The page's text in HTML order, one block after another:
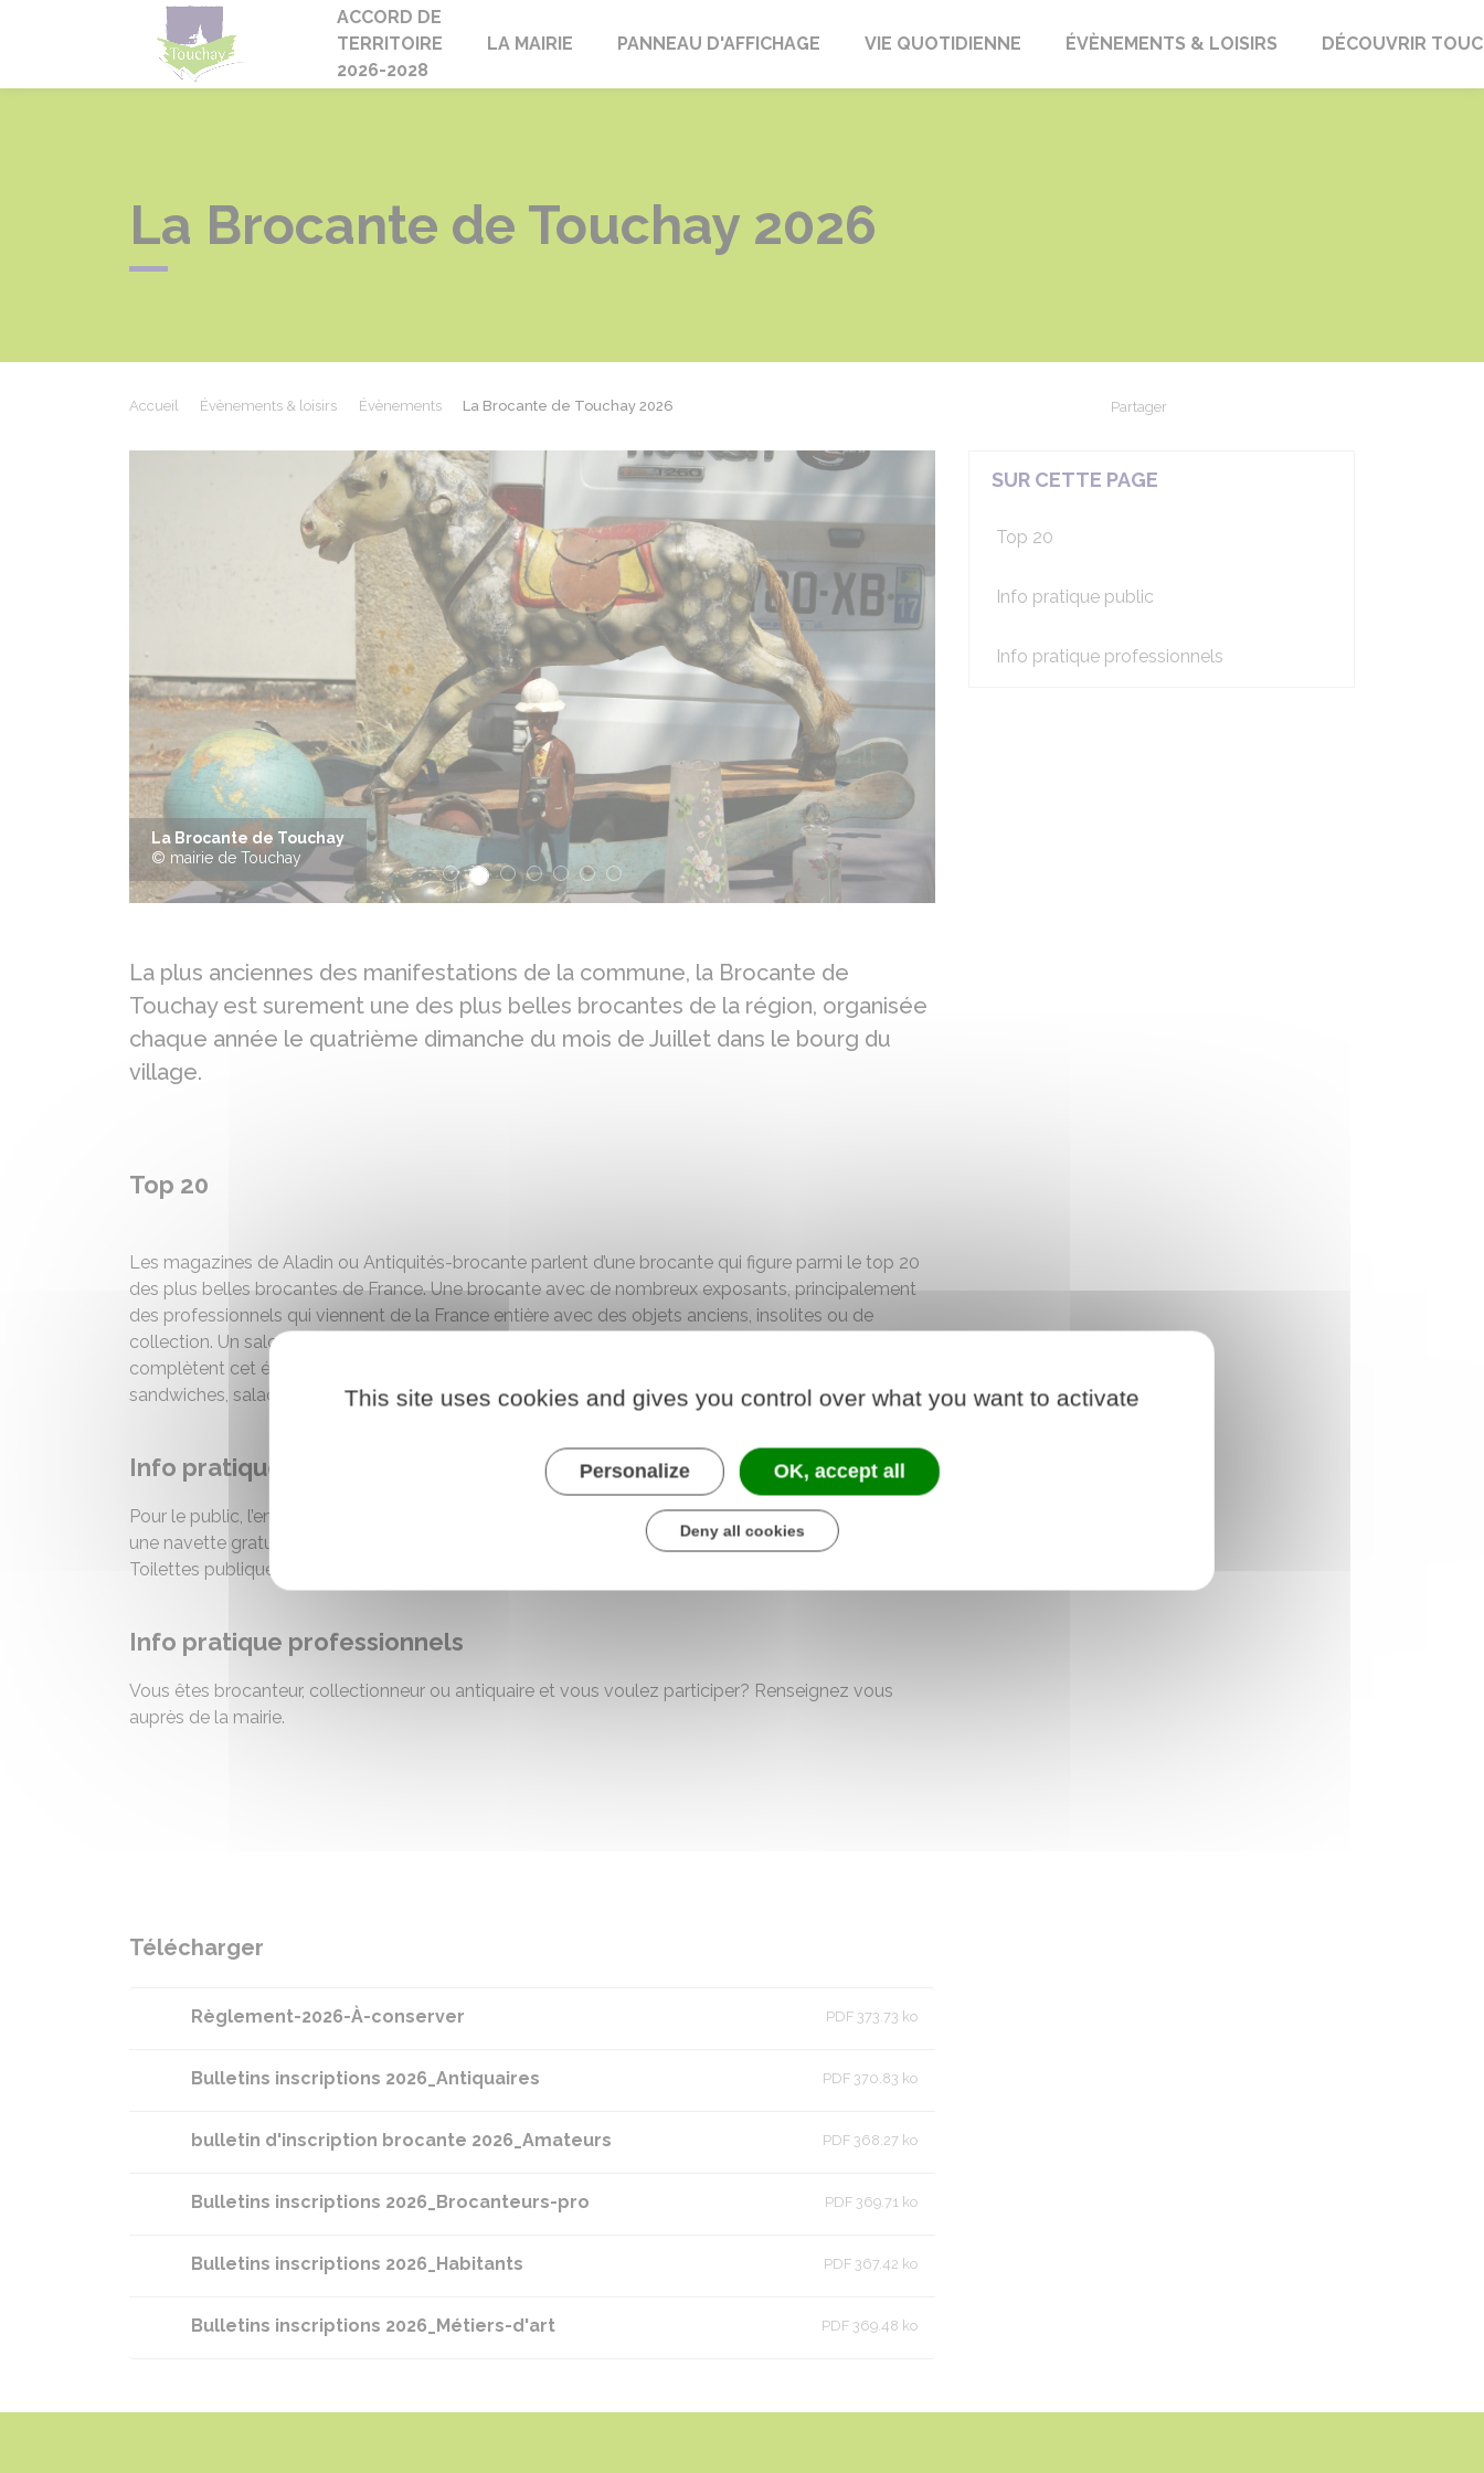
Touchay
ACCORD DE
TERRITOIRE
2026-2028
LA MAIRIE PANNEAU D'AFFICHAGE VIE QUOTIDIENNE ÉVÈNEMENTS & LOISIRS DÉCOUVRIR
La Brocante de Touchay 2026
Accueil Évènements & loisirs Évènements La Brocante de Touchay 2026 Partager
La Brocante de Touchay
© mairie de Touchay
Précédent Suivant
La plus anciennes des manifestations de la commune, la Brocante de
Touchay est surement une des plus belles brocantes de la région, organisée
chaque année le quatrième dimanche du mois de Juillet dans le bourg du
village.
Top 20
Les magazines de Aladin ou Antiquités-brocante parlent d’une brocante qui figure parmi le top 20
des plus belles brocantes de France. Une brocante avec de nombreux exposants, principalement
des professionnels qui viennent de la France entière avec des objets anciens, insolites ou de
collection. Un salon des antiquaires dans la salle des fêtes et un espace des métiers d’art
complètent cet événement. Bien sûr vous pouvez vous restaurer (buvette, des petits plats,
sandwiches, salades, gâteaux), et même un repas assis sur réservation vous est proposé.
Info pratique public
Pour le public, l’entrée est gratuite comme le parking à l'entrée du bourg. Il y aura à votre disposition
une navette gratuite pour transporter vos achats lourds ou encombrants vers votre véhicule.
Toilettes publiques.
Info pratique professionnels
Vous êtes brocanteur, collectionneur ou antiquaire et vous voulez participer? Renseignez vous
auprès de la mairie.
Télécharger
Règlement-2026-À-conserver PDF 373.73 ko
Bulletins inscriptions 2026_Antiquaires PDF 370.83 ko
bulletin d'inscription brocante 2026_Amateurs PDF 368.27 ko
Bulletins inscriptions 2026_Brocanteurs-pro PDF 369.71 ko
Bulletins inscriptions 2026_Habitants PDF 367.42 ko
Bulletins inscriptions 2026_Métiers-d'art PDF 369.48 ko
SUR CETTE PAGE
Top 20
Info pratique public
Info pratique professionnels
This site uses cookies and gives you control over what you want to activate
Personalize OK, accept all
Deny all cookies